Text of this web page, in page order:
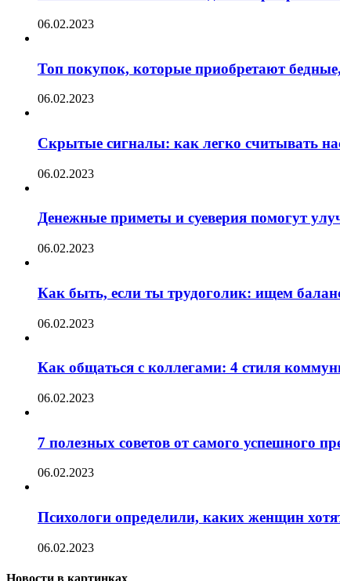
06.02.2023
Топ покупок, которые приобретают
06.02.2023
Скрытые сигналы: как легко считывать
06.02.2023
Денежные приметы и суеверия помогут
06.02.2023
Как быть, если ты трудоголик: ищем
06.02.2023
Как общаться с коллегами: 4 стиля
06.02.2023
7 полезных советов от самого успешного
06.02.2023
Психологи определили, каких женщин
06.02.2023